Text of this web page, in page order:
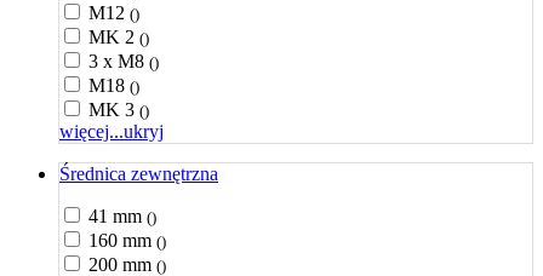
M12 ()
MK 2 ()
3 x M8 ()
M18 ()
MK 3 ()
więcej...ukryj
Średnica zewnętrzna
41 mm ()
160 mm ()
200 mm ()